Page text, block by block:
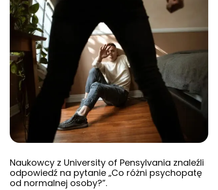
Naukowcy z University of Pensylvania znaleźli
odpowiedź na pytanie „Co różni psychopatę
od normalnej osoby?”.